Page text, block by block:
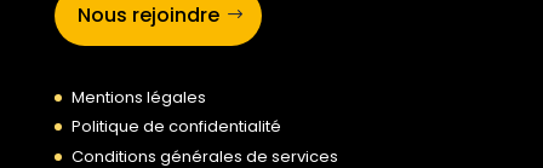
Nous rejoindre
Mentions légales
Politique de confidentialité
Conditions générales de services